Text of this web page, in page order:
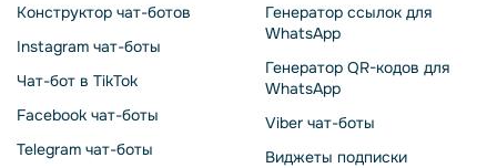
Конструктор чат-ботов
Instagram чат-боты
Чат-бот в TikTok
Facebook чат-боты
Telegram чат-боты
Генератор ссылок для
WhatsApp
Генератор QR-кодов для
WhatsApp
Viber чат-боты
Виджеты подписки